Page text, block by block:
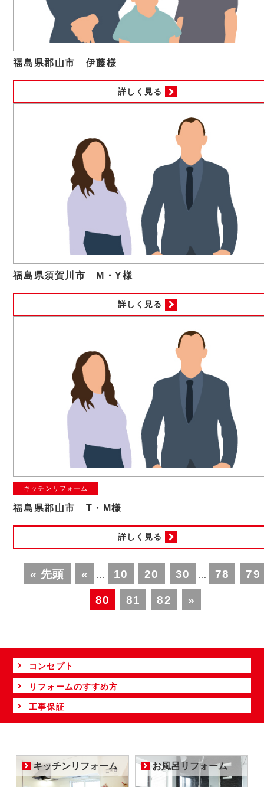
福島県郡山市 伊藤様
詳しく見る
福島県須賀川市 M・Y様
詳しく見る
キッチンリフォーム
福島県郡山市 T・M様
詳しく見る
« 先頭 « 10 20 30 78 79
80 81 82 »
コンセプト
リフォームのすすめ方
工事保証
キッチンリフォーム お風呂リフォーム